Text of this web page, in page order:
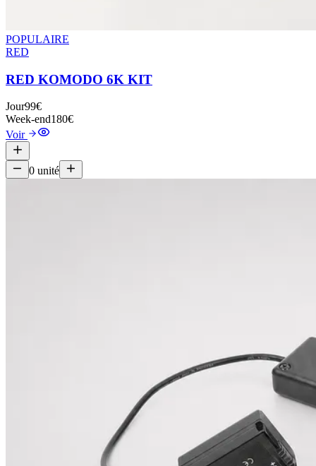
POPULAIRE
RED
RED KOMODO 6K KIT
Jour99€
Week-end180€
Voir
0 unité